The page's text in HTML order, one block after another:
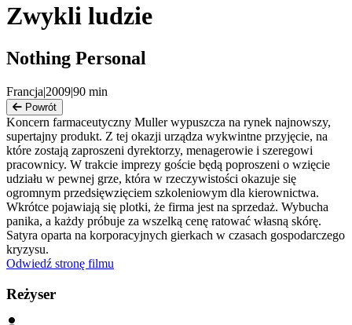
Zwykli ludzie
Nothing Personal
Francja|2009|90 min
Powrót
Koncern farmaceutyczny Muller wypuszcza na rynek najnowszy,
supertajny produkt. Z tej okazji urządza wykwintne przyjęcie, na
które zostają zaproszeni dyrektorzy, menagerowie i szeregowi
pracownicy. W trakcie imprezy goście będą poproszeni o wzięcie
udziału w pewnej grze, która w rzeczywistości okazuje się
ogromnym przedsięwzięciem szkoleniowym dla kierownictwa.
Wkrótce pojawiają się plotki, że firma jest na sprzedaż. Wybucha
panika, a każdy próbuje za wszelką cenę ratować własną skórę.
Satyra oparta na korporacyjnych gierkach w czasach gospodarczego
kryzysu.
Odwiedź stronę filmu
Reżyser